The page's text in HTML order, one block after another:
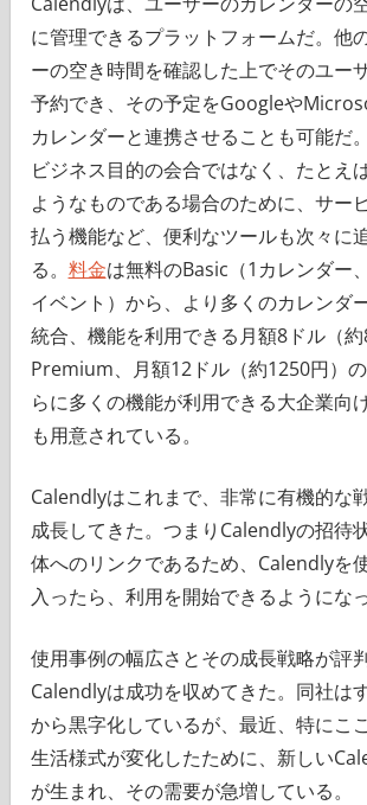
に管理できるプラットフォームだ。他
ーの空き時間を確認した上でそのユー
予約でき、その予定をGoogleや
カレンダーと連携させることも可能だ
ビジネス目的の会合ではなく、たとえ
ようなものである場合のために、サー
払う機能など、便利なツールも次々に
る。 料金は無料のBasic（1カレンダー
イベント）から、より多くのカレンダ
統合、機能を利用できる月額8ドル（
Premium、月額12ドル（約1250円）
らに多くの機能が利用できる大企業向
も用意されている。
Calendlyはこれまで、非常に有機的な
成長してきた。つまりCalendlyの招待
体へのリンクであるため、Calendlyを
入ったら、利用を開始できるようにな
使用事例の幅広さとその成長戦略が評判
Calendlyは成功を収めてきた。同社は
から黒字化しているが、最近、特にこ
生活様式が変化したために、新しい
が生まれ、その需要が急増している。